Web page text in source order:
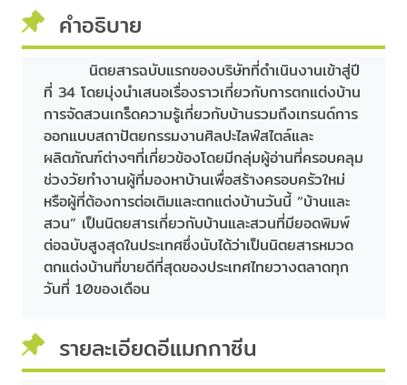
คำอธิบาย
นิตยสารฉบับแรกของบริษัทที่ดำเนินงานเข้าสู่ปี
ที่ 34 โดยมุ่งนำเสนอเรื่องราวเกี่ยวกับการตกแต่งบ้าน
การจัดสวนเกร็ดความรู้เกี่ยวกับบ้านรวมถึงเทรนด์การ
ออกแบบสถาปัตยกรรมงานศิลปะไลฟ์สไตล์และ
ผลิตภัณฑ์ต่างๆที่เกี่ยวข้องโดยมีกลุ่มผู้อ่านที่ครอบคลุม
ช่วงวัยทำงานผู้ที่มองหาบ้านเพื่อสร้างครอบครัวใหม่
หรือผู้ที่ต้องการต่อเติมและตกแต่งบ้านวันนี้ “บ้านและ
สวน” เป็นนิตยสารเกี่ยวกับบ้านและสวนที่มียอดพิมพ์
ต่อฉบับสูงสุดในประเทศซึ่งนับได้ว่าเป็นนิตยสารหมวด
ตกแต่งบ้านที่ขายดีที่สุดของประเทศไทยวางตลาดทุก
วันที่ 10ของเดือน
รายละเอียดอีแมกกาซีน